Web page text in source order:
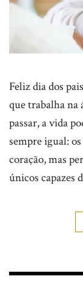
Feliz dia dos
que trabalha na
passar, a vida
sempre igual:
coração, mas
únicos capazes